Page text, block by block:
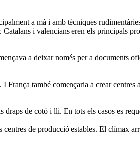
a mà i amb tècniques
i valencians eren els principals
a deixar només per a documents
també començaria a crear centres
de cotó i lli. En tots els casos es
de producció estables. El clímax